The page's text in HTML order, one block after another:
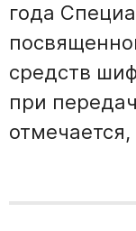
года
средств
при
отмечается,